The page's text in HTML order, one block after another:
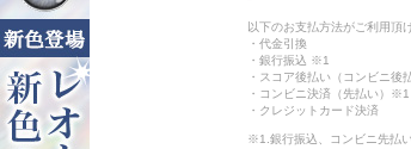
以下のお支払方法がご利用頂
・代金引換
・銀行振込 ※1
・スコア後払い（コンビニ後
・コンビニ決済（先払い）※1
・クレジットカード決済
※1.銀行振込、コンビニ先払